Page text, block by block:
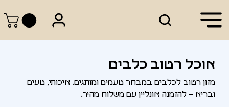
אוכל רטוב כלבים
מזון רטוב לכלבים במבחר טעמים ומותגים. איכותי, טעים
ובריא – להזמנה אונליין עם משלוח מהיר.